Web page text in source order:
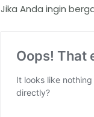
Jika Anda ingin